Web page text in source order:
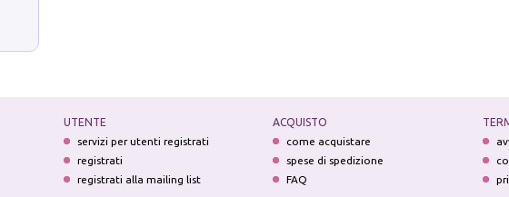
UTENTE
servizi per utenti registrati
registrati
registrati alla mailing list
ACQUISTO
come acquistare
spese di spedizione
FAQ